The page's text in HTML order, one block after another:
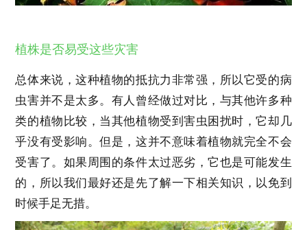
植株是否易受这些灾害
总体来说，这种植物的抵抗力非常强，所以它受的病
虫害并不是太多。有人曾经做过对比，与其他许多种
类的植物比较，当其他植物受到害虫困扰时，它却几
乎没有受影响。但是，这并不意味着植物就完全不会
受害了。如果周围的条件太过恶劣，它也是可能发生
的，所以我们最好还是先了解一下相关知识，以免到
时候手足无措。